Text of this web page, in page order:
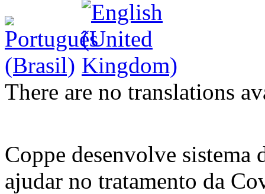
There are no translations
Coppe desenvolve sistema
ajudar no tratamento da